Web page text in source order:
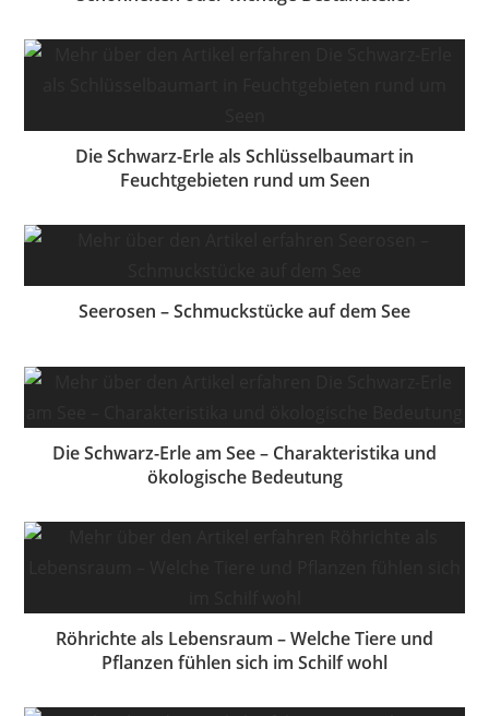
Die Schwarz-Erle als Schlüsselbaumart in
Feuchtgebieten rund um Seen
Seerosen – Schmuckstücke auf dem See
Die Schwarz-Erle am See – Charakteristika und
ökologische Bedeutung
Röhrichte als Lebensraum – Welche Tiere und
Pflanzen fühlen sich im Schilf wohl